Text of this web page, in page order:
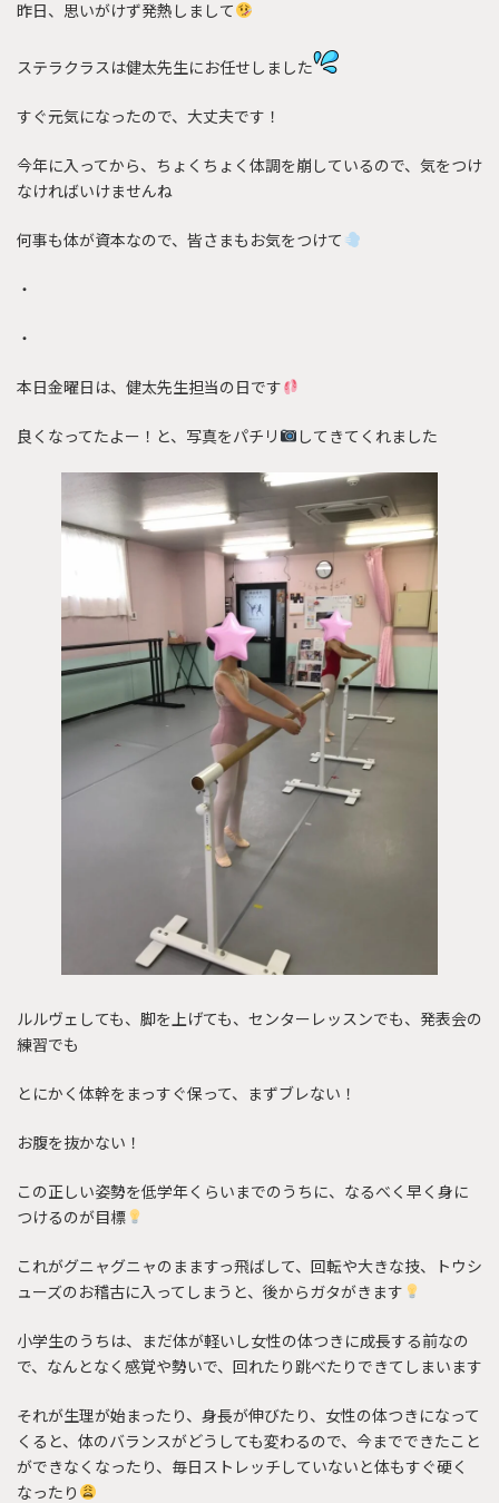
昨日、思いがけず発熱しまして
ステラクラスは健太先生にお任せしました
すぐ元気になったので、大丈夫です！
今年に入ってから、ちょくちょく体調を崩しているので、気をつけ
なければいけませんね
何事も体が資本なので、皆さまもお気をつけて
・
・
本日金曜日は、健太先生担当の日です
良くなってたよー！と、写真をパチリ してきてくれました
ルルヴェしても、脚を上げても、センターレッスンでも、発表会の
練習でも
とにかく体幹をまっすぐ保って、まずブレない！
お腹を抜かない！
この正しい姿勢を低学年くらいまでのうちに、なるべく早く身に
つけるのが目標
これがグニャグニャのまますっ飛ばして、回転や大きな技、トウシ
ューズのお稽古に入ってしまうと、後からガタがきます
小学生のうちは、まだ体が軽いし女性の体つきに成長する前なの
で、なんとなく感覚や勢いで、回れたり跳べたりできてしまいます
それが生理が始まったり、身長が伸びたり、女性の体つきになって
くると、体のバランスがどうしても変わるので、今までできたこと
ができなくなったり、毎日ストレッチしていないと体もすぐ硬く
なったり